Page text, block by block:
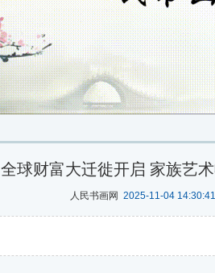
全球财富大迁徙开启 家族艺
人民书画网 2025-11-04 14:30:41